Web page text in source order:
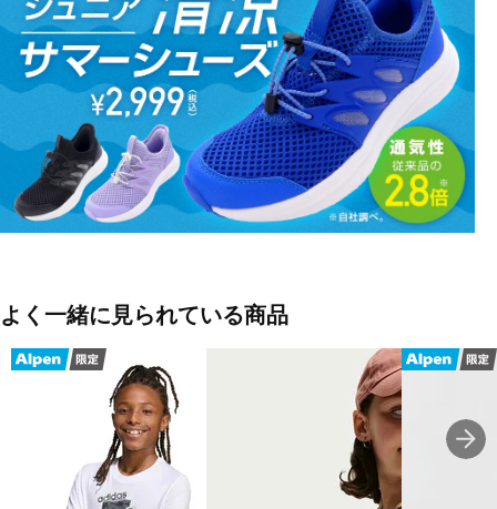
クルーネック
綿100％
■カラー(メーカー表記)：
ベージュ(KE1190：クリスタルリネン)
オリーブ(JV5078：オリーブストレータ)
ホワイト(JV5077：ホワイト)
ブラック(JV5079：ブラック)
■生産国：インドネシア
■メーカー型番：JV5077, JV5078, JV5079, KE1190
よく一緒に見られている商品